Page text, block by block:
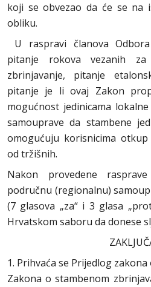
koji se obvezao da će se na
obliku.
U raspravi članova
pitanje rokova vezanih
zbrinjavanje, pitanje
pitanje je li ovaj Zakon
mogućnost jedinicama
samouprave da stambene
omogućuju korisnicima
od tržišnih.
Nakon provedene
područnu (regionalnu)
(7 glasova „za“ i 3 glasa
Hrvatskom saboru da donese
1. Prihvaća se Prijedlog
Zakona o stambenom